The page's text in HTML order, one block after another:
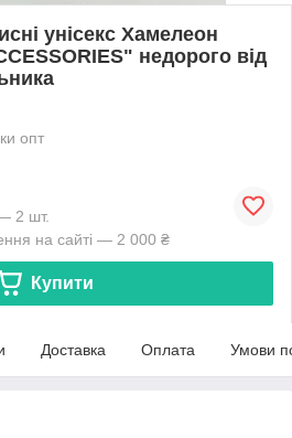
унісекс Хамелеон
недорого від
опт
2 шт.
на сайті — 2 000 ₴
Купити
Доставка Оплата Умови